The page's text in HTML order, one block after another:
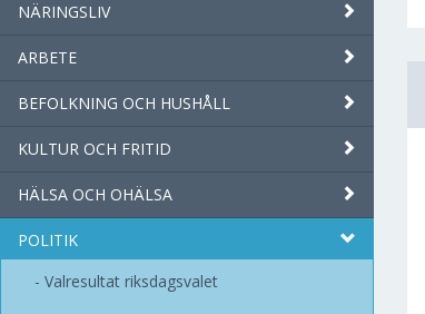
NÄRINGSLIV
ARBETE
BEFOLKNING OCH HUSHÅLL
KULTUR OCH FRITID
HÄLSA OCH OHÄLSA
POLITIK
Valresultat riksdagsvalet